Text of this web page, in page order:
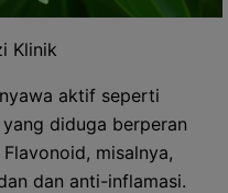
Klinik
aktif seperti
diduga berperan
misalnya,
dan anti-inflamasi.